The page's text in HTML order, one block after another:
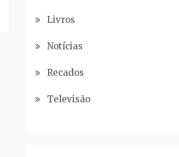
Livros
Notícias
Recados
Televisão